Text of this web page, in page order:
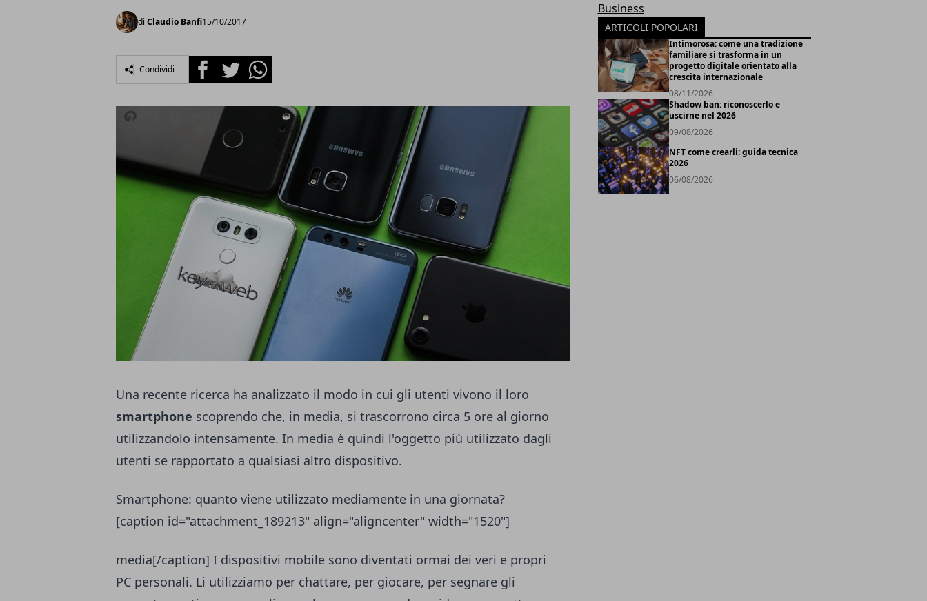
di Claudio Banfi15/10/2017
Condividi FacebookTwitterWhatsapp
Una recente ricerca ha analizzato il modo in cui gli utenti vivono il loro
smartphone scoprendo che, in media, si trascorrono circa 5 ore al giorno
utilizzandolo intensamente. In media è quindi l'oggetto più utilizzato dagli
utenti se rapportato a qualsiasi altro dispositivo.
Smartphone: quanto viene utilizzato mediamente in una giornata?
[caption id="attachment_189213" align="aligncenter" width="1520"]
media[/caption] I dispositivi mobile sono diventati ormai dei veri e propri
PC personali. Li utilizziamo per chattare, per giocare, per segnare gli
Business
ARTICOLI POPOLARI
Intimorosa: come una tradizione
familiare si trasforma in un
progetto digitale orientato alla
crescita internazionale
08/11/2026
Shadow ban: riconoscerlo e
uscirne nel 2026
09/08/2026
NFT come crearli: guida tecnica
2026
06/08/2026